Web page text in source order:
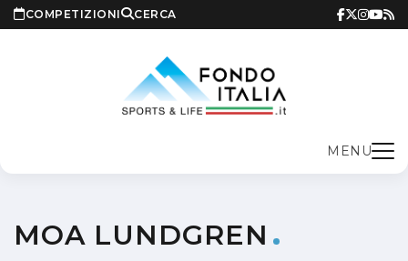
COMPETIZIONI CERCA
MENU
MOA LUNDGREN